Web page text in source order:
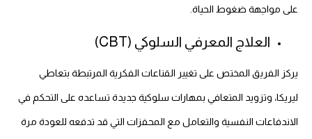
على مواجهة ضغوط الحياة.
العلاج المعرفي السلوكي (CBT)
يركز الفريق المختص على تغيير القناعات الفكرية المرتبطة بتعاطي
ليريكا، وتزويد المتعافي بمهارات سلوكية جديدة تساعده على التحكم في
الاندفاعات النفسية والتعامل مع المحفزات التي قد تدفعه للعودة مرة